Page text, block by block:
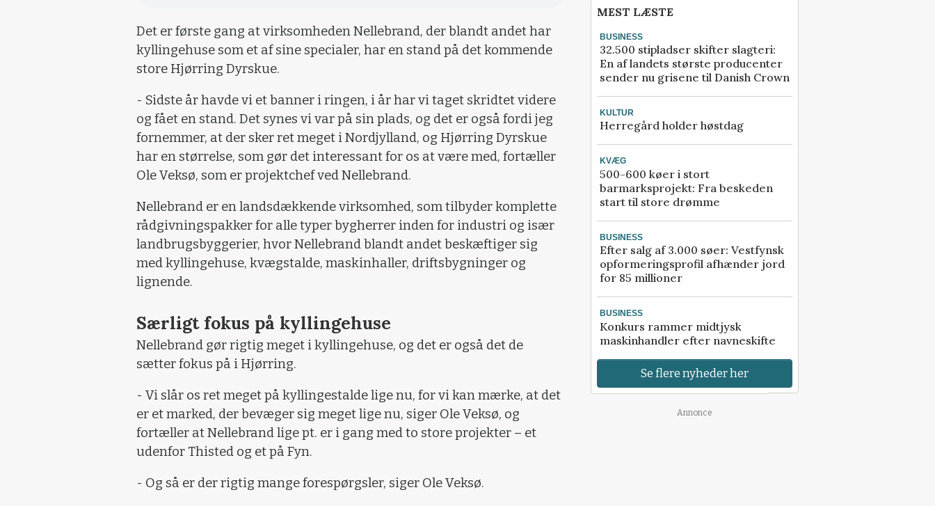
Det er første gang at virksomheden Nellebrand, der blandt andet har
kyllingehuse som et af sine specialer, har en stand på det kommende
store Hjørring Dyrskue.
- Sidste år havde vi et banner i ringen, i år har vi taget skridtet videre
og fået en stand. Det synes vi var på sin plads, og det er også fordi jeg
fornemmer, at der sker ret meget i Nordjylland, og Hjørring Dyrskue
har en størrelse, som gør det interessant for os at være med, fortæller
Ole Veksø, som er projektchef ved Nellebrand.
Nellebrand er en landsdækkende virksomhed, som tilbyder komplette
rådgivningspakker for alle typer bygherrer inden for industri og især
landbrugsbyggerier, hvor Nellebrand blandt andet beskæftiger sig
med kyllingehuse, kvægstalde, maskinhaller, driftsbygninger og
lignende.
Særligt fokus på kyllingehuse
Nellebrand gør rigtig meget i kyllingehuse, og det er også det de
sætter fokus på i Hjørring.
- Vi slår os ret meget på kyllingestalde lige nu, for vi kan mærke, at det
er et marked, der bevæger sig meget lige nu, siger Ole Veksø, og
fortæller at Nellebrand lige pt. er i gang med to store projekter – et
udenfor Thisted og et på Fyn.
- Og så er der rigtig mange forespørgsler, siger Ole Veksø.
MEST LÆSTE
BUSINESS
32.500 stipladser skifter slagteri:
En af landets største producenter
sender nu grisene til Danish Crown
KULTUR
Herregård holder høstdag
KVÆG
500-600 køer i stort
barmarksprojekt: Fra beskeden
start til store drømme
BUSINESS
Efter salg af 3.000 søer: Vestfynsk
opformeringsprofil afhænder jord
for 85 millioner
BUSINESS
Konkurs rammer midtjysk
maskinhandler efter navneskifte
Se flere nyheder her
Annonce